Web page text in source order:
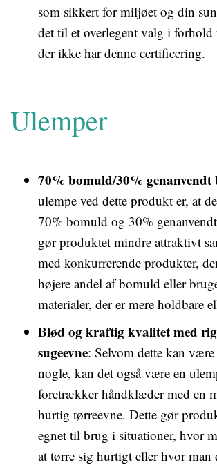
som sikkert for miljøet og din
det til et overlegent valg i
der ikke har denne certificering.
Ulemper
70% bomuld/30% genanvendt
ulempe ved dette produkt er, at
70% bomuld og 30%
gør produktet mindre attraktivt
med konkurrerende produkter,
højere andel af bomuld eller
materialer, der er mere holdbare
Blød og kraftig kvalitet med
sugeevne: Selvom dette kan
nogle, kan det også være en
foretrækker håndklæder med en
hurtig tørreevne. Dette gør
egnet til brug i situationer, hvor
at tørre sig hurtigt eller hvor man